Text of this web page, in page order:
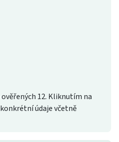
12. Kliknutím na
údaje včetně